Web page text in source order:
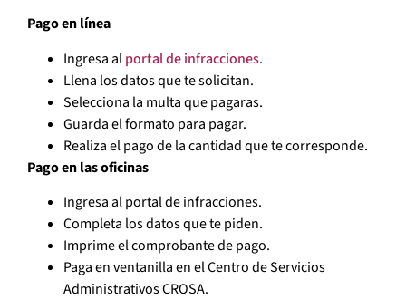
Pago en línea
Ingresa alportal de infracciones.
Llena los datos que te solicitan.
Selecciona la multa que pagaras.
Guarda el formato para pagar.
Realiza el pago de la cantidad que te corresponde.
Pago en las oficinas
Ingresa al portal de infracciones.
Completa los datos que te piden.
Imprime el comprobante de pago.
Paga en ventanilla en el Centro de Servicios
Administrativos CROSA.